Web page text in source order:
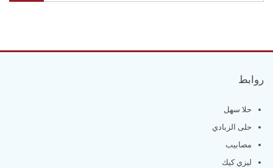
روابط
حلا سهل
حلى الزبادي
مصابيب
ليزي كيك